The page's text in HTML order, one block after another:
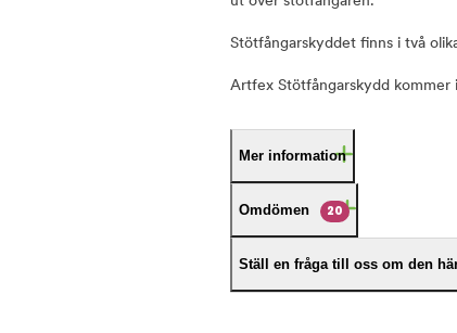
Stötfångarskyddet finns i två
Artfex Stötfångarskydd kommer
Mer information
Omdömen 20
Ställ en fråga till oss om den